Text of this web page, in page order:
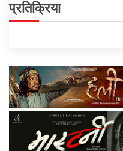
प्रतिक्रिया